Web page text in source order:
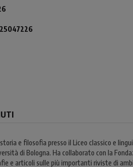
e filosofia presso il Liceo classico e
di Bologna. Ha collaborato con la
e articoli sulle più importanti riviste di